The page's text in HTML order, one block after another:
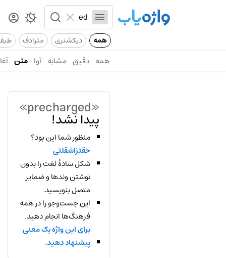
همه دیکشنری مترادف
همه دقیق مشابه آوا متن
«precharged»
پیدا نشد!
منظور شما این بود؟
حقثزاشقلثی
شکل سادهٔ لغت را بدون
نوشتن وندها و ضمایر
متصل بنویسید.
این جست‌وجو را در همه
فرهنگ‌ها انجام دهید.
برای این واژه یک معنی
پیشنهاد دهید.